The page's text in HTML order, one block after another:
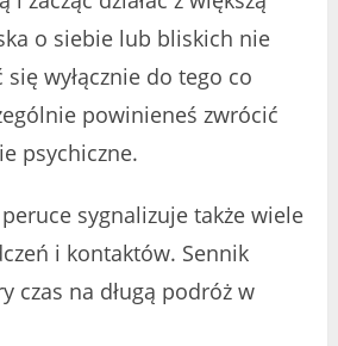
o siebie lub bliskich nie
wyłącznie do tego co
powinieneś zwrócić
psychiczne.
sygnalizuje także wiele
i kontaktów. Sennik
czas na długą podróż w